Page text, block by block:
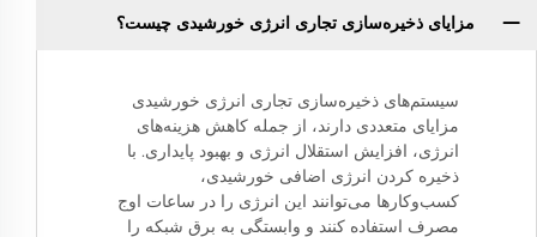
مزایای ذخیره‌سازی تجاری انرژی خورشیدی چیست؟
سیستم‌های ذخیره‌سازی تجاری انرژی خورشیدی
مزایای متعددی دارند، از جمله کاهش هزینه‌های
انرژی، افزایش استقلال انرژی و بهبود پایداری. با
ذخیره کردن انرژی اضافی خورشیدی،
کسب‌وکارها می‌توانند این انرژی را در ساعات اوج
مصرف استفاده کنند و وابستگی به برق شبکه را